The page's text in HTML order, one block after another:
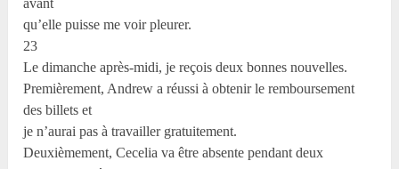
avant
qu’elle puisse me voir pleurer.
23
Le dimanche après-midi, je reçois deux bonnes nouvelles.
Premièrement, Andrew a réussi à obtenir le remboursement
des billets et
je n’aurai pas à travailler gratuitement.
Deuxièmement, Cecelia va être absente pendant deux